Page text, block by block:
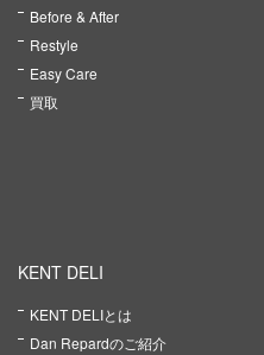
Before & After
Restyle
Easy Care
買取
KENT DELI
KENT DELIとは
Dan Repardのご紹介